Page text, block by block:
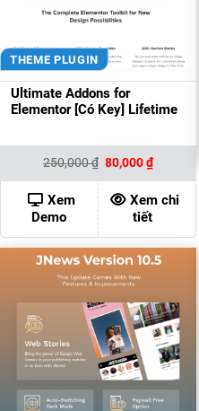
THEME PLUGIN
Ultimate Addons for
Elementor [Có Key] Lifetime
250,000₫ Giá
gốc
là:
250,000 ₫.
80,000₫Giá
hiện
tại
là:
80,000 ₫.
Xem
Demo
Xem chi
tiết